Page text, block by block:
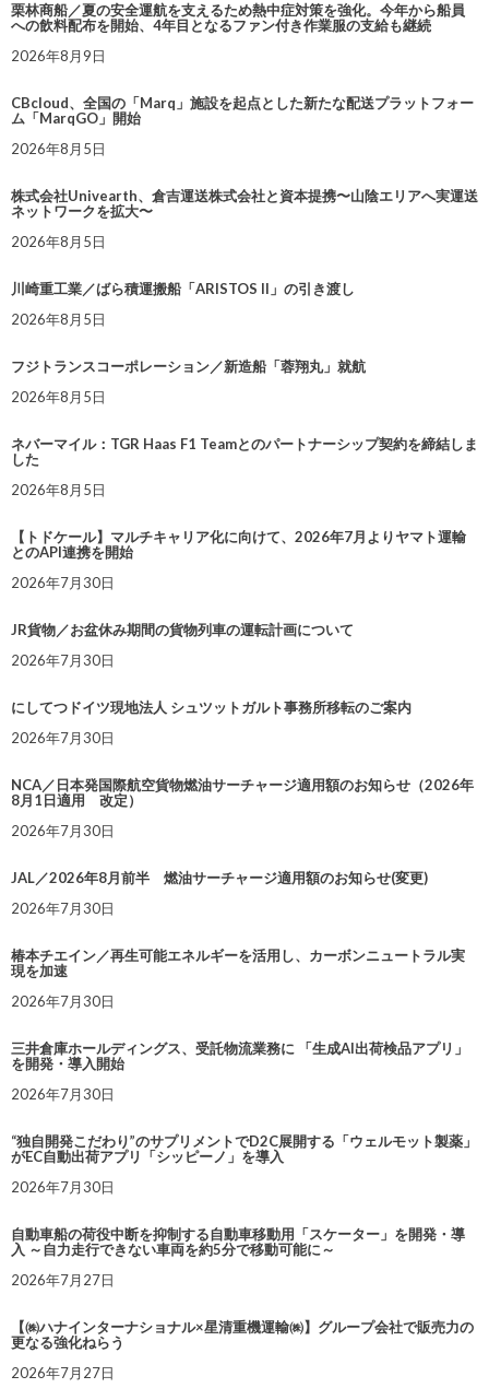
栗林商船／夏の安全運航を支えるため熱中症対策を強化。今年から船員
への飲料配布を開始、4年目となるファン付き作業服の支給も継続
2026年8月9日
CBcloud、全国の「Marq」施設を起点とした新たな配送プラットフォー
ム「MarqGO」開始
2026年8月5日
株式会社Univearth、倉吉運送株式会社と資本提携〜山陰エリアへ実運送
ネットワークを拡大〜
2026年8月5日
川崎重工業／ばら積運搬船「ARISTOS II」の引き渡し
2026年8月5日
フジトランスコーポレーション／新造船「蓉翔丸」就航
2026年8月5日
ネバーマイル：TGR Haas F1 Teamとのパートナーシップ契約を締結しま
した
2026年8月5日
【トドケール】マルチキャリア化に向けて、2026年7月よりヤマト運輸
とのAPI連携を開始
2026年7月30日
JR貨物／お盆休み期間の貨物列車の運転計画について
2026年7月30日
にしてつドイツ現地法人 シュツットガルト事務所移転のご案内
2026年7月30日
NCA／日本発国際航空貨物燃油サーチャージ適用額のお知らせ（2026年
8月1日適用 改定）
2026年7月30日
JAL／2026年8月前半 燃油サーチャージ適用額のお知らせ(変更)
2026年7月30日
椿本チエイン／再生可能エネルギーを活用し、カーボンニュートラル実
現を加速
2026年7月30日
三井倉庫ホールディングス、受託物流業務に 「生成AI出荷検品アプリ」
を開発・導入開始
2026年7月30日
“独自開発こだわり”のサプリメントでD2C展開する「ウェルモット製薬」
がEC自動出荷アプリ「シッピーノ」を導入
2026年7月30日
自動車船の荷役中断を抑制する自動車移動用「スケーター」を開発・導
入 ～自力走行できない車両を約5分で移動可能に～
2026年7月27日
【㈱ハナインターナショナル×星清重機運輸㈱】グループ会社で販売力の
更なる強化ねらう
2026年7月27日